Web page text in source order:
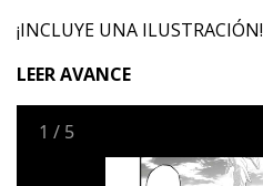
¡INCLUYE UNA ILUSTRACIÓN!
LEER AVANCE
1 / 5